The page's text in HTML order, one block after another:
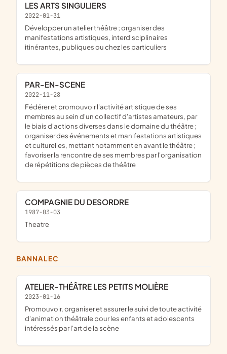
LES ARTS SINGULIERS
2022-01-31
développer un atelier théâtre ; organiser des
manifestations artistiques, interdisciplinaires
itinérantes, publiques ou chez les particuliers
PAR-EN-SCENE
2022-11-28
fédérer et promouvoir l'activité artistique de ses
membres au sein d'un collectif d'artistes amateurs, par
le biais d'actions diverses dans le domaine du théâtre ;
organiser des événements et manifestations artistiques
et culturelles, mettant notamment en avant le théâtre ;
favoriser la rencontre de ses membres par l'organisation
de répétitions de pièces de théâtre
COMPAGNIE DU DESORDRE
1987-03-03
theatre
BANNALEC
ATELIER-THÉÂTRE LES PETITS MOLIÈRE
2023-01-16
promouvoir, organiser et assurer le suivi de toute activité
d'animation théâtrale pour les enfants et adolescents
intéressés par l'art de la scène